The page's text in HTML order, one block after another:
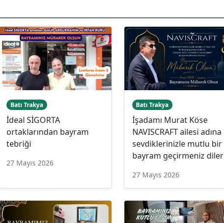
Batı Trakya
İdeal SİGORTA
ortaklarından bayram
tebriği
27 Mayıs 2026
Batı Trakya
İşadamı Murat Köse
NAVISCRAFT ailesi adına
sevdiklerinizle mutlu bir
bayram geçirmeniz diler
27 Mayıs 2026